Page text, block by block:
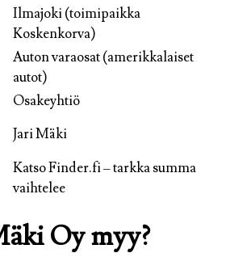
Ilmajoki (toimipaikka
Koskenkorva)
Auton varaosat (amerikkalaiset
autot)
Osakeyhtiö
Jari Mäki
Katso Finder.fi – tarkka summa
vaihtelee
Oy myy?